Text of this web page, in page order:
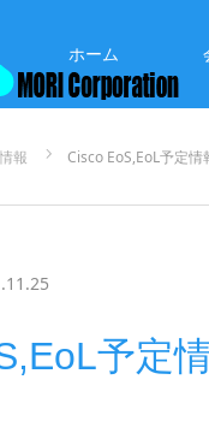
ホーム
報 Cisco EoS,EoL予定
予定